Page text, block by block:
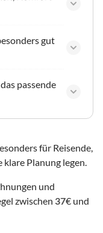
gut
passende
für Reisende,
Planung legen.
und
zwischen 37€ und